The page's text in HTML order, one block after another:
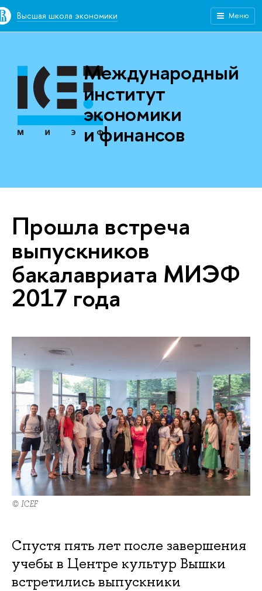
Высшая школа экономики Меню
Международный
институт
экономики
и финансов
Прошла встреча
выпускников
бакалавриата МИЭФ
2017 года
© ICEF
Спустя пять лет после завершения
учебы в Центре культур Вышки
встретились выпускники